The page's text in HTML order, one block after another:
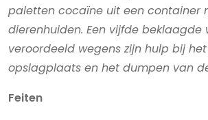
paletten cocaïne uit een container
dierenhuiden. Een vijfde beklaagde
veroordeeld wegens zijn hulp bij
opslagplaats en het dumpen van
Feiten